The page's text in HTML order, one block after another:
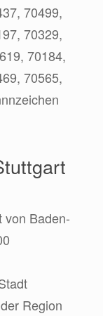
70499,
70329,
70184,
70565,
von Baden-
Region